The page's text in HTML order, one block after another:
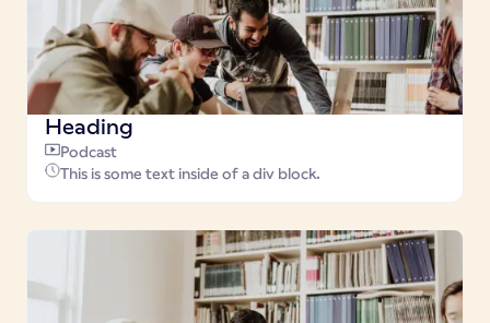
Heading
Podcast
This is some text inside of a div block.